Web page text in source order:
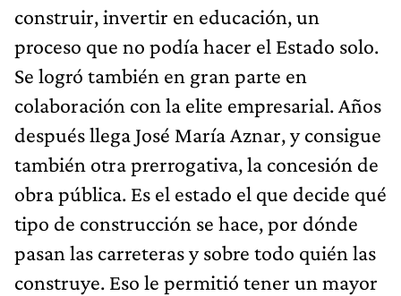
construir, invertir en educación, un
proceso que no podía hacer el Estado solo.
Se logró también en gran parte en
colaboración con la elite empresarial. Años
después llega José María Aznar, y consigue
también otra prerrogativa, la concesión de
obra pública. Es el estado el que decide qué
tipo de construcción se hace, por dónde
pasan las carreteras y sobre todo quién las
construye. Eso le permitió tener un mayor